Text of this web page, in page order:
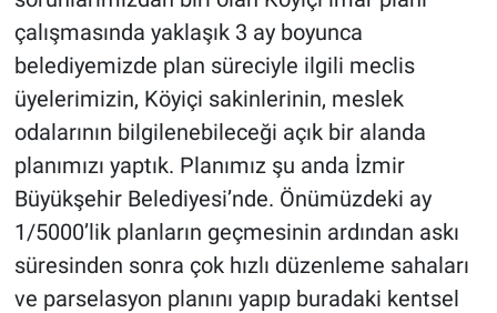
çalışmasında yaklaşık 3 ay boyunca
belediyemizde plan süreciyle ilgili meclis
üyelerimizin, Köyiçi sakinlerinin, meslek
odalarının bilgilenebileceği açık bir alanda
planımızı yaptık. Planımız şu anda İzmir
Büyükşehir Belediyesi’nde. Önümüzdeki ay
1/5000’lik planların geçmesinin ardından askı
süresinden sonra çok hızlı düzenleme sahaları
ve parselasyon planını yapıp buradaki kentsel